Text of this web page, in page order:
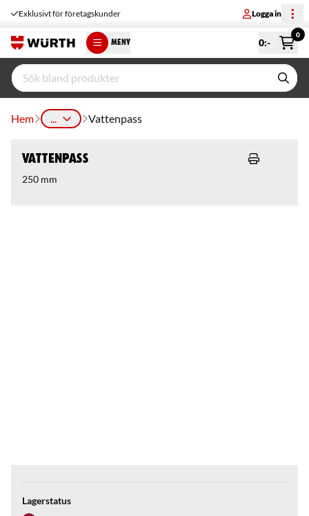
Exklusivt för företagskunder Logga in
MENY 0:-
0
Hem ... Vattenpass
Vattenpass
250 mm
Lagerstatus